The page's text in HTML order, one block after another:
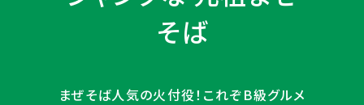
そば
まぜそば人気の火付役！これぞB級グルメ